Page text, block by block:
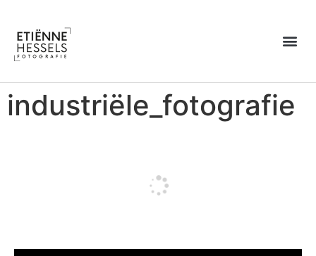
industriële_fotografie